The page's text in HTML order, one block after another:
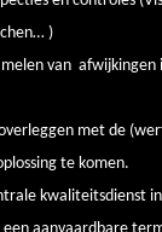
)
van afwijkingen
met de
te komen.
kwaliteitsdienst